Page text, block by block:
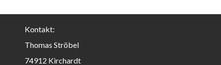
Kontakt:
Thomas Ströbel
74912 Kirchardt